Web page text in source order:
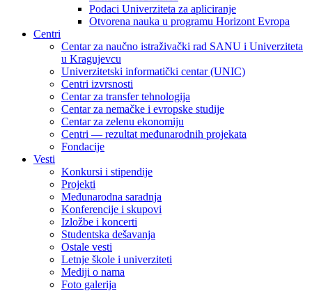
Podaci Univerziteta za apliciranje
Otvorena nauka u programu Horizont Evropa
Centri
Centar za naučno istraživački rad SANU i Univerziteta
u Kragujevcu
Univerzitetski informatički centar (UNIC)
Centri izvrsnosti
Centar za transfer tehnologija
Centar za nemačke i evropske studije
Centar za zelenu ekonomiju
Centri — rezultat međunarodnih projekata
Fondacije
Vesti
Konkursi i stipendije
Projekti
Međunarodna saradnja
Konferencije i skupovi
Izložbe i koncerti
Studentska dešavanja
Ostale vesti
Letnje škole i univerziteti
Mediji o nama
Foto galerija